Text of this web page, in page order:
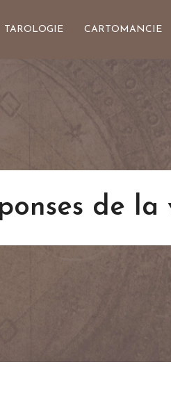
TAROLOGIE CARTOMANCIE
de la